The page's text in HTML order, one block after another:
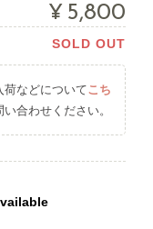
¥5,800
SOLD OUT
荷などについてこち
い合わせください。